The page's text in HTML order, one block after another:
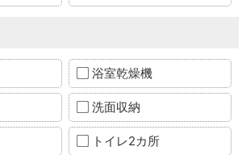
浴室乾燥機
洗面収納
トイレ2カ所